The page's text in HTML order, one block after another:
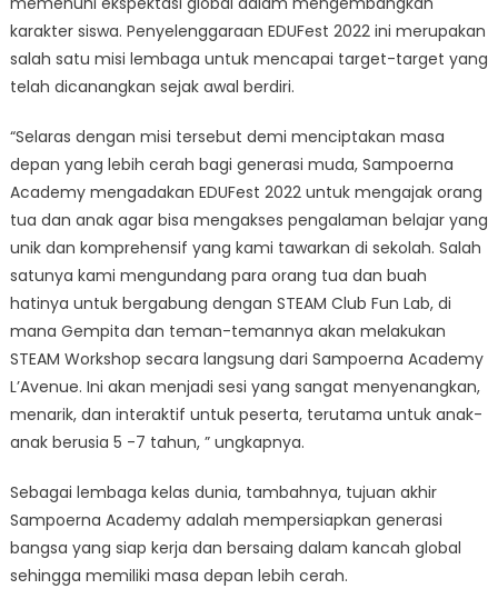
karakter siswa. Penyelenggaraan EDUFest 2022 ini merupakan
salah satu misi lembaga untuk mencapai target-target yang
telah dicanangkan sejak awal berdiri.
“Selaras dengan misi tersebut demi menciptakan masa
depan yang lebih cerah bagi generasi muda, Sampoerna
Academy mengadakan EDUFest 2022 untuk mengajak orang
tua dan anak agar bisa mengakses pengalaman belajar yang
unik dan komprehensif yang kami tawarkan di sekolah. Salah
satunya kami mengundang para orang tua dan buah
hatinya untuk bergabung dengan STEAM Club Fun Lab, di
mana Gempita dan teman-temannya akan melakukan
STEAM Workshop secara langsung dari Sampoerna Academy
L’Avenue. Ini akan menjadi sesi yang sangat menyenangkan,
menarik, dan interaktif untuk peserta, terutama untuk anak-
anak berusia 5 -7 tahun, ” ungkapnya.
Sebagai lembaga kelas dunia, tambahnya, tujuan akhir
Sampoerna Academy adalah mempersiapkan generasi
bangsa yang siap kerja dan bersaing dalam kancah global
sehingga memiliki masa depan lebih cerah.